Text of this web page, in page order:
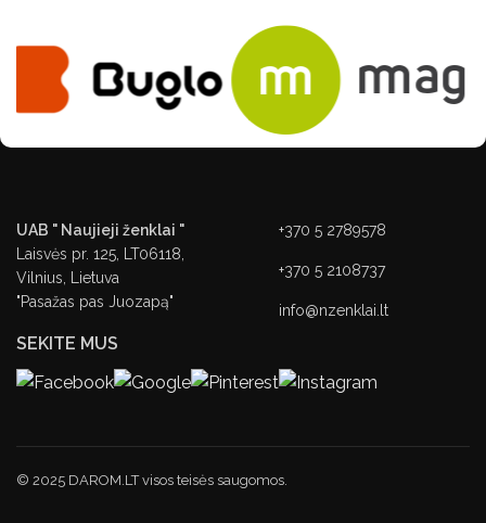
UAB " Naujieji ženklai "
Laisvės pr. 125, LT06118,
Vilnius, Lietuva
"Pasažas pas Juozapą"
+370 5 2789578
+370 5 2108737
info@nzenklai.lt
SEKITE MUS
© 2025 DAROM.LT visos teisės saugomos.